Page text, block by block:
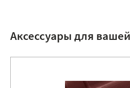
Аксессуары для